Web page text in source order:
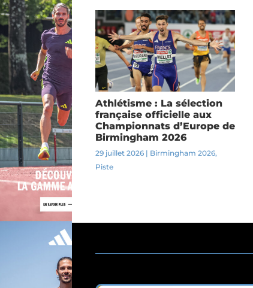
Athlétisme : La sélection
française officielle aux
Championnats d’Europe de
Birmingham 2026
29 juillet 2026| Birmingham 2026,
Piste